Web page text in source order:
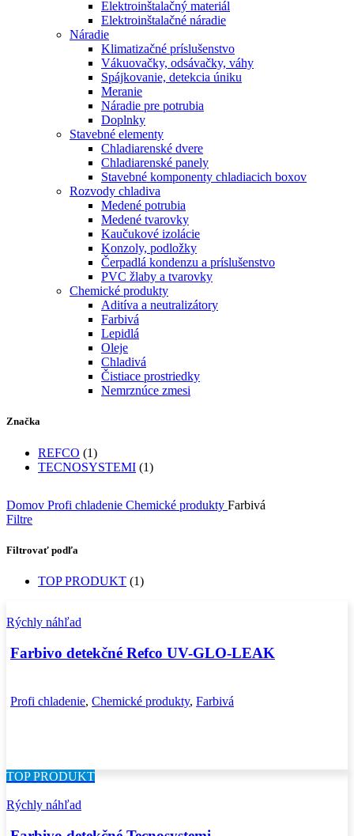
Elektroinštalačný materiál
Elektroinštalačné náradie
Náradie
Klimatizačné príslušenstvo
Vákuovačky, odsávačky, váhy
Spájkovanie, detekcia úniku
Meranie
Náradie pre potrubia
Doplnky
Stavebné elementy
Chladiarenské dvere
Chladiarenské panely
Stavebné komponenty chladiacich boxov
Rozvody chladiva
Medené potrubia
Medené tvarovky
Kaučukové izolácie
Konzoly, podložky
Čerpadlá kondenzu a príslušenstvo
PVC žlaby a tvarovky
Chemické produkty
Aditíva a neutralizátory
Farbivá
Lepidlá
Oleje
Chladivá
Čistiace prostriedky
Nemrznúce zmesi
Značka
REFCO (1)
TECNOSYSTEMI (1)
Domov Profi chladenie Chemické produkty Farbivá
Filtre
Filtrovať podľa
TOP PRODUKT (1)
Rýchly náhľad
Farbivo detekčné Refco UV-GLO-LEAK
Profi chladenie, Chemické produkty, Farbivá
TOP PRODUKT
Rýchly náhľad